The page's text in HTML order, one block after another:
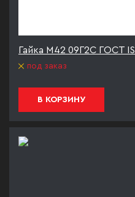
Гайка М42 09Г2С ГОСТ
под заказ
В КОРЗИНУ